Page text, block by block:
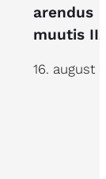
arendus
muutis
töö
16. august